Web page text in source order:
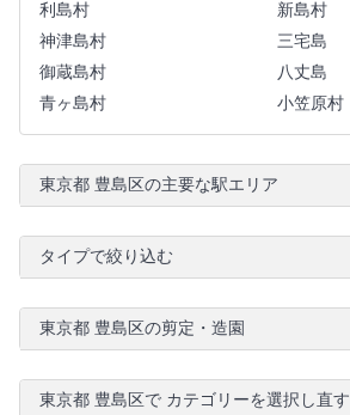
利島村
新島村
神津島村
三宅島
御蔵島村
八丈島
青ヶ島村
小笠原村
東京都 豊島区の主要な駅エリア
タイプで絞り込む
東京都 豊島区の剪定・造園
東京都 豊島区で カテゴリーを選択し直す